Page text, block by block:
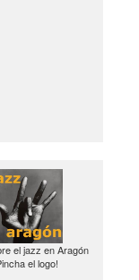
el jazz en Aragón
el logo!